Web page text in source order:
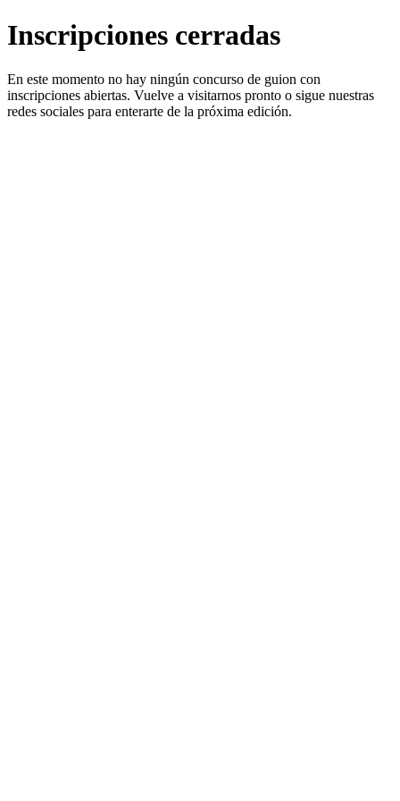
Inscripciones cerradas
En este momento no hay ningún concurso de guion con
inscripciones abiertas. Vuelve a visitarnos pronto o sigue nuestras
redes sociales para enterarte de la próxima edición.